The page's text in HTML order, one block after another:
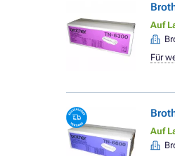
Auf
Für
Auf